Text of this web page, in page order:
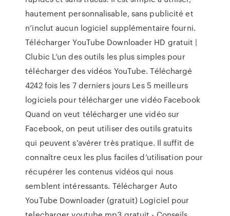
hautement personnalisable, sans publicité et
n’inclut aucun logiciel supplémentaire fourni.
Télécharger YouTube Downloader HD gratuit |
Clubic L’un des outils les plus simples pour
télécharger des vidéos YouTube. Téléchargé
4242 fois les 7 derniers jours Les 5 meilleurs
logiciels pour télécharger une vidéo Facebook
Quand on veut télécharger une vidéo sur
Facebook, on peut utiliser des outils gratuits
qui peuvent s’avérer très pratique. Il suffit de
connaître ceux les plus faciles d’utilisation pour
récupérer les contenus vidéos qui nous
semblent intéressants. Télécharger Auto
YouTube Downloader (gratuit) Logiciel pour